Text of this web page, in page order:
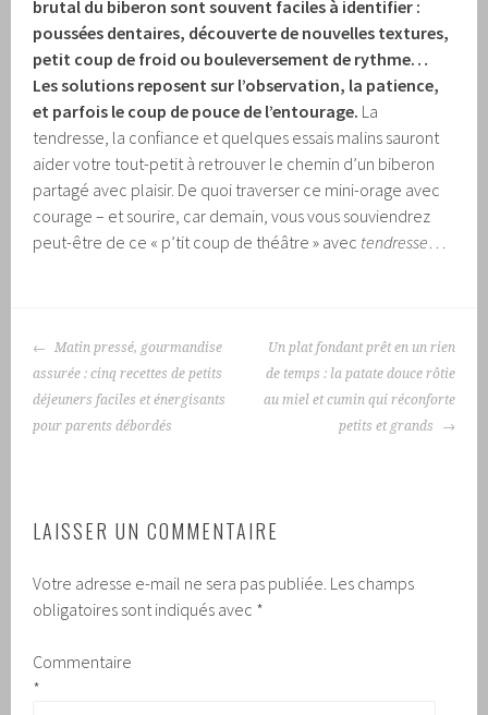
brutal du biberon sont souvent faciles à identifier :
poussées dentaires, découverte de nouvelles textures,
petit coup de froid ou bouleversement de rythme…
Les solutions reposent sur l’observation, la patience,
et parfois le coup de pouce de l’entourage. La
tendresse, la confiance et quelques essais malins sauront
aider votre tout-petit à retrouver le chemin d’un biberon
partagé avec plaisir. De quoi traverser ce mini-orage avec
courage – et sourire, car demain, vous vous souviendrez
peut-être de ce « p’tit coup de théâtre » avec tendresse…
NAVIGATION
DES
ARTICLES
Matin pressé, gourmandise
assurée : cinq recettes de petits
déjeuners faciles et énergisants
pour parents débordés
Un plat fondant prêt en un rien
de temps : la patate douce rôtie
au miel et cumin qui réconforte
petits et grands
LAISSER UN COMMENTAIRE
Votre adresse e-mail ne sera pas publiée. Les champs
obligatoires sont indiqués avec *
Commentaire
*